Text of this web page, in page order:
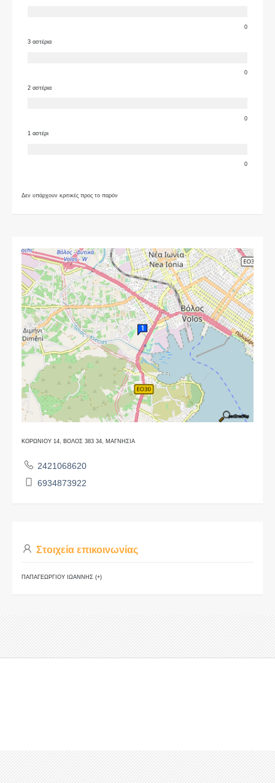
0
3 αστέρια
0
2 αστέρια
0
1 αστέρι
0
Δεν υπάρχουν κριτικές προς το παρόν
ΚΟΡΩΝΙΟΥ 14, ΒΟΛΟΣ 383 34, ΜΑΓΝΗΣΙΑ
2421068620
6934873922
Στοιχεία επικοινωνίας
ΠΑΠΑΓΕΩΡΓΙΟΥ ΙΩΑΝΝΗΣ (+)